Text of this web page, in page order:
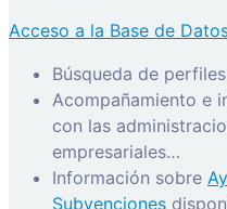
Acceso a la Base de
Búsqueda de
Acompañamiento e
con las
empresariales…
Información sobre
Subvenciones